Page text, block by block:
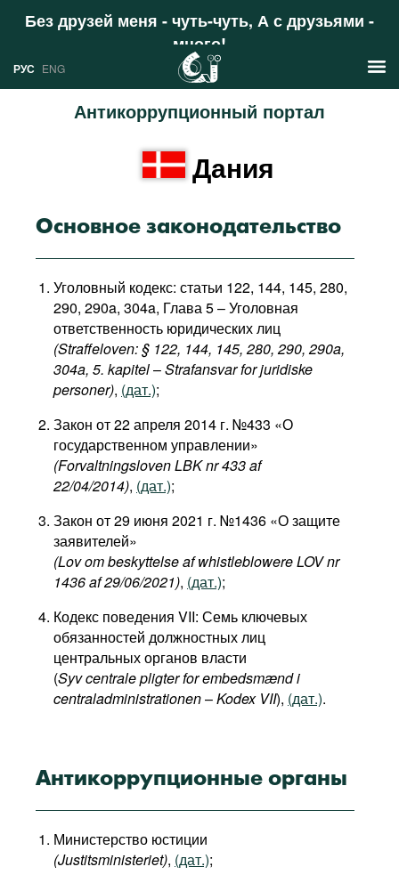
Без друзей меня - чуть-чуть, А с друзьями -
много!
Поддержать
РУС ENG
Антикоррупционный портал
Новости
Аналитика
Профили
Стран
Международных организаций
Литература
Сайты
Документы международных
организаций
Фильмы
Подкасты
Книжная полка
О проекте
Дания
Основное законодательство
Уголовный кодекс: статьи 122, 144, 145, 280,
290, 290a, 304a, Глава 5 – Уголовная
ответственность юридических лиц
(Straffeloven: § 122, 144, 145, 280, 290, 290a,
304a, 5. kapitel–Strafansvar for juridiske
personer​), (дат.);
Закон от 22 апреля 2014 г. №433 «О
государственном управлении»
(Forvaltningsloven LBK nr 433 af
22/04/2014), (дат.);
Закон от 29 июня 2021 г. №1436 «О защите
заявителей»
(Lov om beskyttelse af whistleblowere LOV nr
1436 af 29/06/2021), (дат.);
Кодекс поведения VII: Семь ключевых
обязанностей должностных лиц
центральных органов власти
(Syv centrale pligter for embedsmænd i
centraladministrationen–Kodex VII), (дат.).
Антикоррупционные органы
Министерство юстиции
(Justitsministeriet), (дат.);